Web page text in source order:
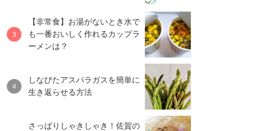
【非常食】お湯がないとき水で
も一番おいしく作れるカップラ
ーメンは？
しなびたアスパラガスを簡単に
生き返らせる方法
さっぱりしゃきしゃき！佐賀の